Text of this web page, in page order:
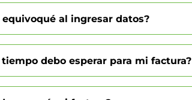
equivoqué al ingresar datos?
tiempo debo esperar para mi factura?